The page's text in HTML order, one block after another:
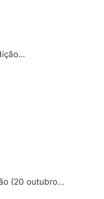
2025 Edição…
real Editora ‏ : ‎ Vestígio; 1ª edição (20 outubro…